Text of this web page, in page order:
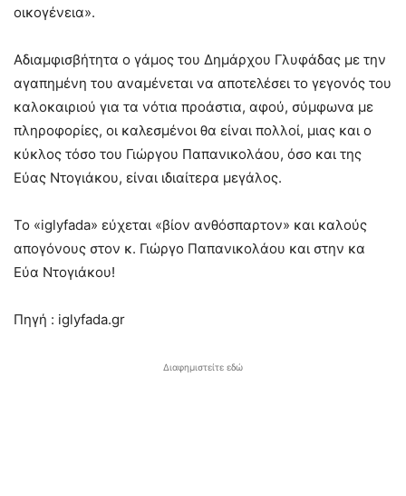
οικογένεια».
Αδιαμφισβήτητα ο γάμος του Δημάρχου Γλυφάδας με την
αγαπημένη του αναμένεται να αποτελέσει το γεγονός του
καλοκαιριού για τα νότια προάστια, αφού, σύμφωνα με
πληροφορίες, οι καλεσμένοι θα είναι πολλοί, μιας και ο
κύκλος τόσο του Γιώργου Παπανικολάου, όσο και της
Εύας Ντογιάκου, είναι ιδιαίτερα μεγάλος.
Το «iglyfada» εύχεται «βίον ανθόσπαρτον» και καλούς
απογόνους στον κ. Γιώργο Παπανικολάου και στην κα
Εύα Ντογιάκου!
Πηγή : iglyfada.gr
Διαφημιστείτε εδώ